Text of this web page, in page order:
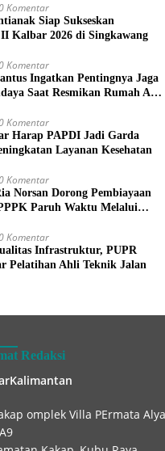
Komentar
Siap Sukseskan
Kalbar 2026 di Singkawang
Komentar
Ingatkan Pentingnya Jaga
Saat Resmikan Rumah Adat
Komentar
Harap PAPDI Jadi Garda
Layanan Kesehatan
Komentar
Norsan Dorong Pembiayaan
Paruh Waktu Melalui
Komentar
Infrastruktur, PUPR
Pelatihan Ahli Teknik Jalan
Redaksi
omplek Villa PErmata Alya